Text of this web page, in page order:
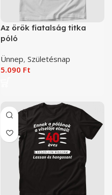
Az örök fiatalság titka
póló
Ünnep, Születésnap
5.090 Ft